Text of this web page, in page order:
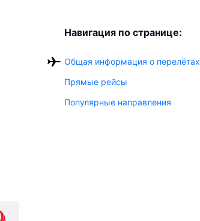
Навигация по странице:
Общая информация о перелётах
Прямые рейсы
Популярные направления